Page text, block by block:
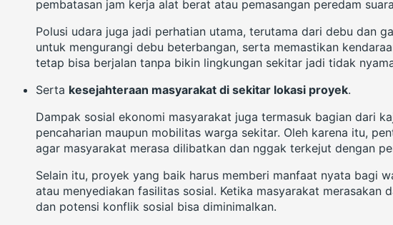
pembatasan jam kerja alat berat atau pemasangan peredam
Polusi udara juga jadi perhatian utama, terutama dari debu dan
untuk mengurangi debu beterbangan, serta memastikan
tetap bisa berjalan tanpa bikin lingkungan sekitar jadi tidak
Serta kesejahteraan masyarakat di sekitar lokasi proyek.
Dampak sosial ekonomi masyarakat juga termasuk bagian dari
pencaharian maupun mobilitas warga sekitar. Oleh karena itu,
agar masyarakat merasa dilibatkan dan nggak terkejut dengan
Selain itu, proyek yang baik harus memberi manfaat nyata bagi
atau menyediakan fasilitas sosial. Ketika masyarakat
dan potensi konflik sosial bisa diminimalkan.